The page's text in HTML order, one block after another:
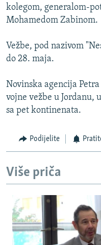
TV LIBERTY
MOJA EVROPA
TRI DECENIJE OD RATA U BIH
SVE KARTE DEJTONA
NASTANAK I RASPAD
Sve RFE/RL stranice
kolegom, generalom-
Mohamedom Zabinom.
Vežbe, pod nazivom
do 28. maja.
Novinska agencija
vojne vežbe u
sa pet kontinenata.
Podijelite
Više priča